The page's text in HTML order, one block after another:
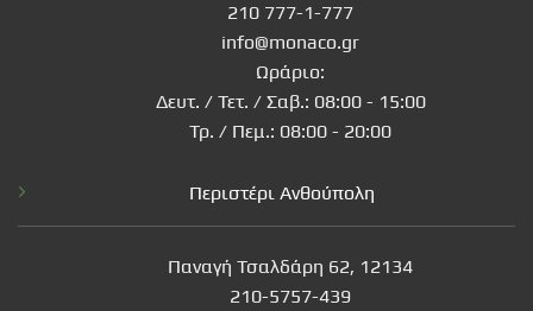
210 777-1-777
info@monaco.gr
Ωράριο:
Δευτ. / Τετ. / Σαβ.: 08:00 - 15:00
Τρ. / Πεμ.: 08:00 - 20:00
Περιστέρι Ανθούπολη
Παναγή Τσαλδάρη 62, 12134
210-5757-439